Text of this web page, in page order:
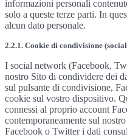
informazioni personali
solo a queste terze parti. In
alcun dato personale.
2.2.1. Cookie di condivisione
I social network (Facebook,
nostro Sito di condividere dei
sul pulsante di condivisione,
cookie sul vostro dispositivo.
connessi al proprio account
contemporaneamente sul
Facebook o Twitter i dati